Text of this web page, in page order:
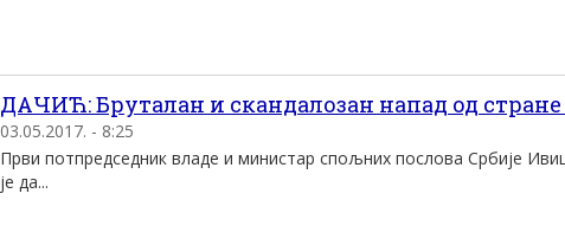
ДАЧИЋ: Бруталан и скандалозан напад од стране
03.05.2017. - 8:25
Први потпредседник владе и министар спољних послова Србије
је да...